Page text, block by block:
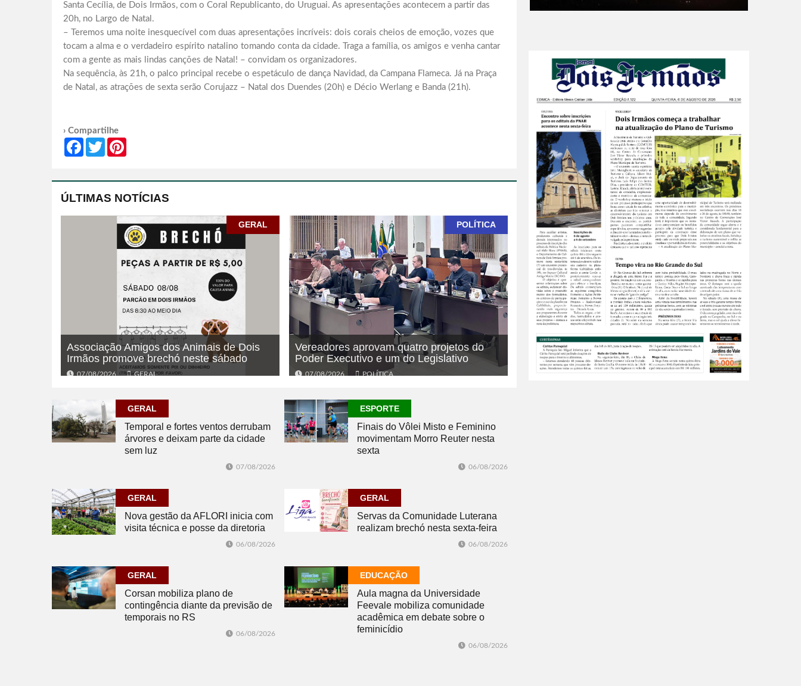
Santa Cecília, de Dois Irmãos, com o Coral Republicanto, do Uruguai. As apresentações acontecem a partir das
20h, no Largo de Natal.
– Teremos uma noite inesquecível com duas apresentações incríveis: dois corais cheios de emoção, vozes que
tocam a alma e o verdadeiro espírito natalino tomando conta da cidade. Traga a família, os amigos e venha cantar
com a gente as mais lindas canções de Natal! – convidam os organizadores.
Na sequência, às 21h, o palco principal recebe o espetáculo de dança Navidad, da Campana Flameca. Já na Praça
de Natal, as atrações de sexta serão Corujazz – Natal dos Duendes (20h) e Décio Werlang e Banda (21h).
› Compartilhe
FacebookTwitter
ÚLTIMAS NOTÍCIAS
GERAL
Associação Amigos dos Animais de Dois
Irmãos promove brechó neste sábado
07/08/2026 GERAL
POLÍTICA
Vereadores aprovam quatro projetos do
Poder Executivo e um do Legislativo
07/08/2026 POLÍTICA
GERAL
Temporal e fortes ventos derrubam
árvores e deixam parte da cidade
sem luz
07/08/2026
ESPORTE
Finais do Vôlei Misto e Feminino
movimentam Morro Reuter nesta
sexta
06/08/2026
GERAL
Nova gestão da AFLORI inicia com
visita técnica e posse da diretoria
06/08/2026
GERAL
Servas da Comunidade Luterana
realizam brechó nesta sexta-feira
06/08/2026
GERAL
Corsan mobiliza plano de
contingência diante da previsão de
temporais no RS
06/08/2026
EDUCAÇÃO
Aula magna da Universidade
Feevale mobiliza comunidade
acadêmica em debate sobre o
feminicídio
06/08/2026